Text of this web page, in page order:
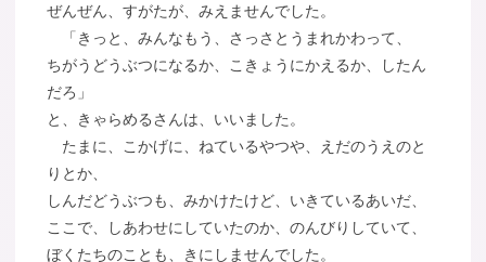
ぜんぜん、すがたが、みえませんでした。
「きっと、みんなもう、さっさとうまれかわって、
ちがうどうぶつになるか、こきょうにかえるか、したん
だろ」
と、きゃらめるさんは、いいました。
たまに、こかげに、ねているやつや、えだのうえのと
りとか、
しんだどうぶつも、みかけたけど、いきているあいだ、
ここで、しあわせにしていたのか、のんびりしていて、
ぼくたちのことも、きにしませんでした。